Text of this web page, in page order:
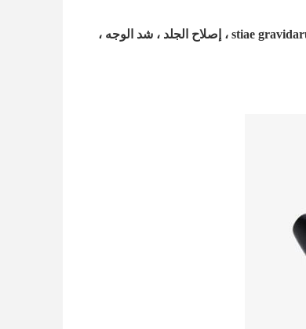
1.متعددة الوظائف: يمكن تطبيقها على العديد من العناصر ، مثل stiae gravidarum ، dipel acne ، enti-wrinkle ، إصلاح الجلد ، شد الوجه ،